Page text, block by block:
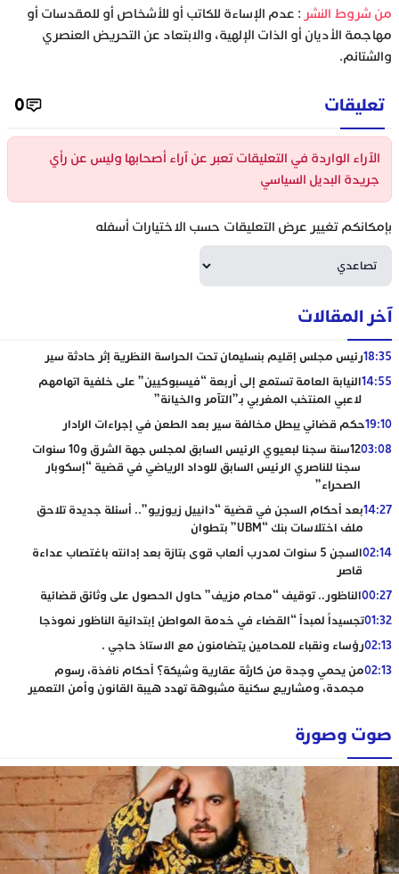
‫من شروط النشر : عدم الإساءة للكاتب أو للأشخاص أو للمقدسات أو
مهاجمة الأديان أو الذات الإلهية، والابتعاد عن التحريض العنصري
والشتائم.
تعليقات 0
الآراء الواردة في التعليقات تعبر عن آراء أصحابها وليس عن رأي
جريدة البديل السياسي
بإمكانكم تغيير عرض التعليقات حسب الاختيارات أسفله
آخر المقالات
18:35رئيس مجلس إقليم بنسليمان تحت الحراسة النظرية إثر حادثة سير
14:55النيابة العامة تستمع إلى أربعة “فيسبوكيين” على خلفية اتهامهم
لاعبي المنتخب المغربي بـ”التآمر والخيانة”
19:10حكم قضائي يبطل مخالفة سير بعد الطعن في إجراءات الرادار
03:08
12سنة سجنا لبعيوي الرئيس السابق لمجلس جهة الشرق و10 سنوات
سجنا للناصري الرئيس السابق للوداد الرياضي في قضية “إسكوبار
الصحراء”
14:27بعد أحكام السجن في قضية “دانييل زيوزيو”.. أسئلة جديدة تلاحق
ملف اختلاسات بنك “UBM” بتطوان
02:14
السجن 5 سنوات لمدرب ألعاب قوى بتازة بعد إدانته باغتصاب عداءة
قاصر
00:27الناظور.. توقيف “محام مزيف” حاول الحصول على وثائق قضائية
01:32تجسيداً لمبدأ “القضاء في خدمة المواطن إبتدائية الناظور نموذجا
02:13رؤساء ونقباء للمحامين يتضامنون مع الاستاذ حاجي .
02:13من يحمي وجدة من كارثة عقارية وشيكة؟ أحكام نافذة، رسوم
مجمدة، ومشاريع سكنية مشبوهة تهدد هيبة القانون وأمن التعمير
صوت وصورة